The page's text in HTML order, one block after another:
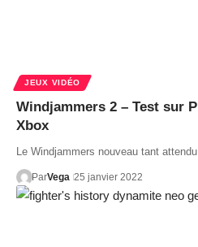
JEUX VIDÉO
Windjammers 2 – Test sur
Xbox
Le Windjammers nouveau tant
ParVega 25 janvier 2022